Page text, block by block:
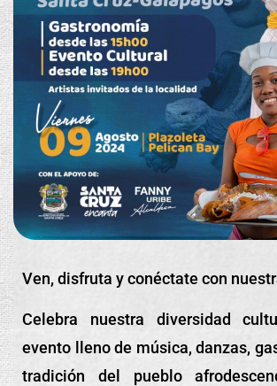
Ven, disfruta y conéctate con
Celebra nuestra diversidad
evento lleno de música, danzas,
tradición del pueblo